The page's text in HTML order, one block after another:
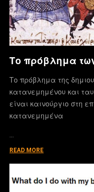
Το πρόβλημα
Το πρόβλημα της
κατανεμημένου και
είναι καινούργιο στη
κατανεμημένα
READ MORE